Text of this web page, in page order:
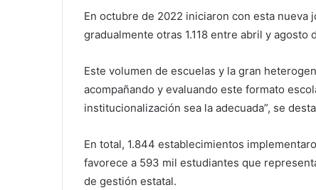
En octubre de 2022 iniciaron con esta nueva
gradualmente otras 1.118 entre abril y
Este volumen de escuelas y la gran
acompañando y evaluando este formato
institucionalización sea la adecuada”, se
En total, 1.844 establecimientos
favorece a 593 mil estudiantes que
de gestión estatal.